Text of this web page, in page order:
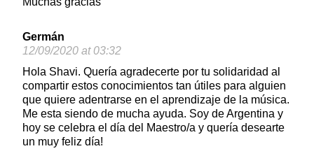
Germán
12/09/2020 at 03:32
Hola Shavi. Quería agradecerte por tu solidaridad al
compartir estos conocimientos tan útiles para alguien
que quiere adentrarse en el aprendizaje de la música.
Me esta siendo de mucha ayuda. Soy de Argentina y
hoy se celebra el día del Maestro/a y quería desearte
un muy feliz día!